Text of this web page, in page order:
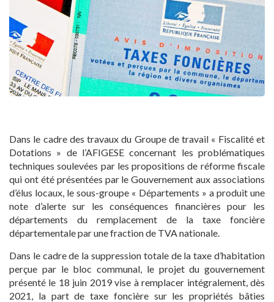
Dans le cadre des travaux du Groupe de travail « Fiscalité et
Dotations » de l’AFIGESE concernant les problématiques
techniques soulevées par les propositions de réforme fiscale
qui ont été présentées par le Gouvernement aux associations
d’élus locaux, le sous-groupe « Départements » a produit une
note d’alerte sur les conséquences financières pour les
départements du remplacement de la taxe foncière
départementale par une fraction de TVA nationale.
Dans le cadre de la suppression totale de la taxe d’habitation
perçue par le bloc communal, le projet du gouvernement
présenté le 18 juin 2019 vise à remplacer intégralement, dès
2021, la part de taxe foncière sur les propriétés bâties